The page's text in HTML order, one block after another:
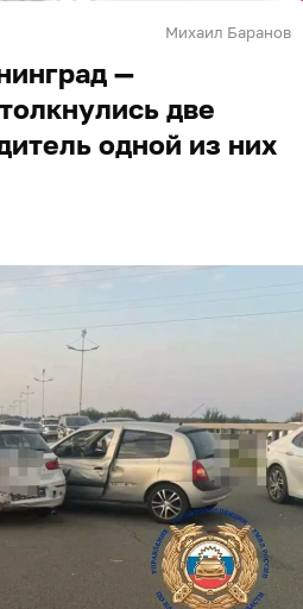
Михаил Баранов
—
две
одной из них